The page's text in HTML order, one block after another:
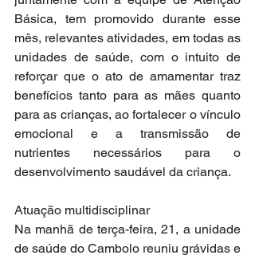
Básica, tem promovido durante esse
mês, relevantes atividades, em todas as
unidades de saúde, com o intuito de
reforçar que o ato de amamentar traz
benefícios tanto para as mães quanto
para as crianças, ao fortalecer o vínculo
emocional e a transmissão de
nutrientes necessários para o
desenvolvimento saudável da criança.
Atuação multidisciplinar
Na manhã de terça-feira, 21, a unidade
de saúde do Cambolo reuniu grávidas e